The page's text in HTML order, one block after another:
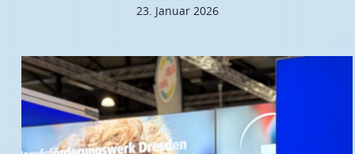
23. Januar 2026